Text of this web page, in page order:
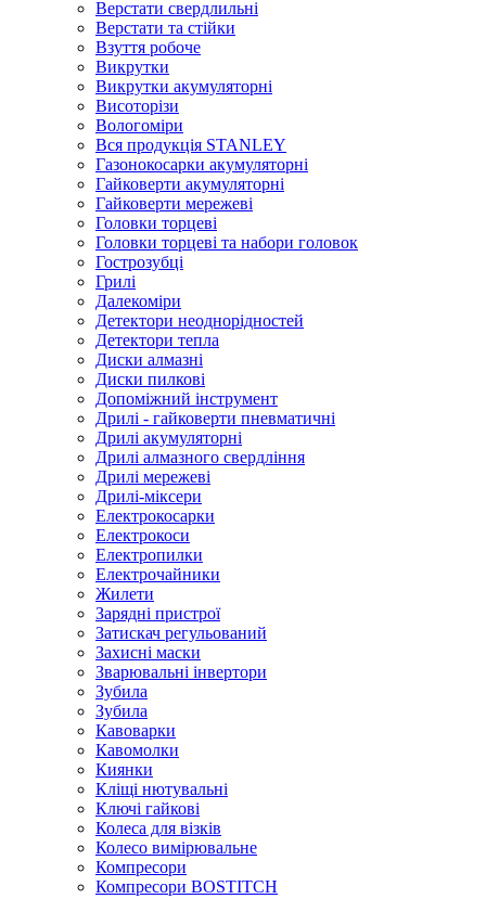
Верстати свердлильні
Верстати та стійки
Взуття робоче
Викрутки
Викрутки акумуляторні
Висоторізи
Вологоміри
Вся продукція STANLEY
Газонокосарки акумуляторні
Гайковерти акумуляторні
Гайковерти мережеві
Головки торцеві
Головки торцеві та набори головок
Гострозубці
Грилі
Далекоміри
Детектори неоднорідностей
Детектори тепла
Диски алмазні
Диски пилкові
Допоміжний інструмент
Дрилі - гайковерти пневматичні
Дрилі акумуляторні
Дрилі алмазного свердління
Дрилі мережеві
Дрилі-міксери
Електрокосарки
Електрокоси
Електропилки
Електрочайники
Жилети
Зарядні пристрої
Затискач регульований
Захисні маски
Зварювальні інвертори
Зубила
Зубила
Кавоварки
Кавомолки
Киянки
Кліщі нютувальні
Ключі гайкові
Колеса для візків
Колесо вимірювальне
Компресори
Компресори BOSTITCH